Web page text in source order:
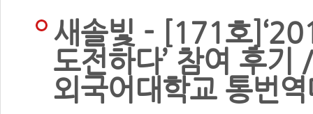
새솔빛 - [171호
도전하다’ 참여 후
외국어대학교 통번